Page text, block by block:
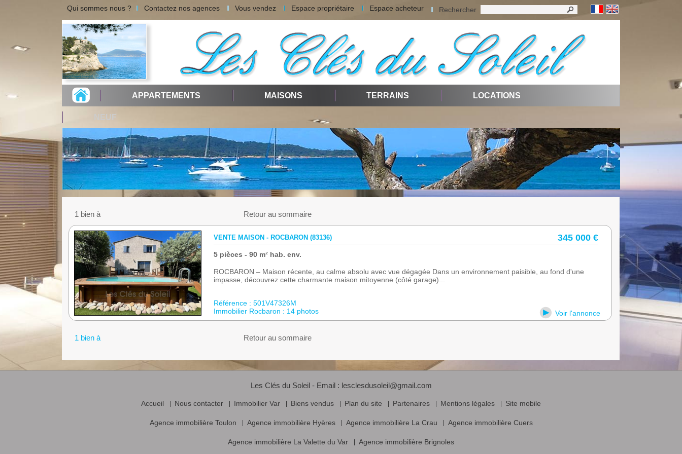
Qui sommes nous ? Contactez nos agences Vous vendez Espace propriétaire Espace acheteur Rechercher
APPARTEMENTS MAISONS TERRAINS LOCATIONS
NEUF
1 bien à Retour au sommaire
VENTE MAISON - ROCBARON (83136) 345 000 €
5 pièces - 90 m² hab. env.
ROCBARON – Maison récente, au calme absolu avec vue dégagée Dans un environnement paisible, au fond d'une
impasse, découvrez cette charmante maison mitoyenne (côté garage)...
Référence : 501V47326M
Immobilier Rocbaron : 14 photos
Voir l'annonce
1 bien à Retour au sommaire
Les Clés du Soleil - Email : lesclesdusoleil@gmail.com
Accueil Nous contacter Immobilier Var Biens vendus Plan du site Partenaires Mentions légales Site mobile
Agence immobilière Toulon Agence immobilière Hyères Agence immobilière La Crau Agence immobilière Cuers
Agence immobilière La Valette du Var Agence immobilière Brignoles